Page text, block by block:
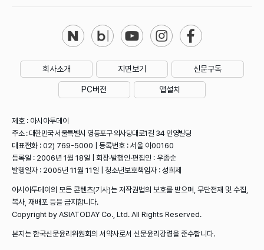
회사소개 지면보기 신문구독
PC버전 앱설치
제호 : 아시아투데이
주소 : 대한민국 서울특별시 영등포구 의사당대로1길 34 인영빌딩
대표전화 : 02) 769-5000 | 등록번호 : 서울 아00160
등록일 : 2006년 1월 18일 | 회장·발행인·편집인 : 우종순
발행일자 : 2005년 11월 11일 | 청소년보호책임자 : 성희제
아시아투데이의 모든 콘텐츠(기사)는 저작권법의 보호를 받으며, 무단전재 및 수집,
복사, 재배포 등을 금지합니다.
Copyright by ASIATODAY Co., Ltd. All Rights Reserved.
본지는 한국신문윤리위원회의 서약사로서 신문윤리강령을 준수합니다.